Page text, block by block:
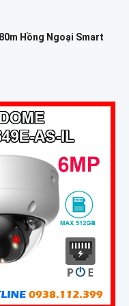
Hồng Ngoại Smart